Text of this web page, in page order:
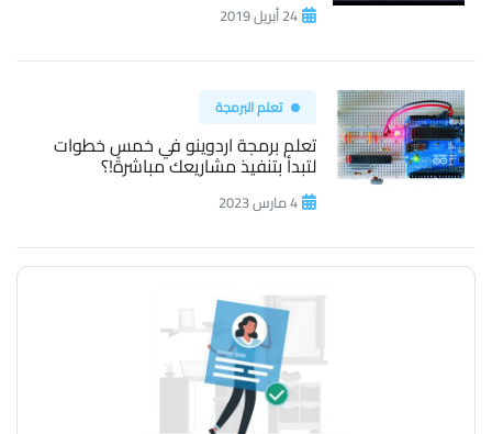
24 أبريل 2019
تعلم البرمجة
تعلم برمجة اردوينو في خمس خطوات
لتبدأ بتنفيذ مشاريعك مباشرةً!؟
4 مارس 2023